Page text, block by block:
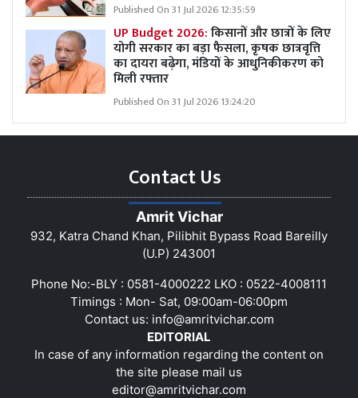
Published On 31 Jul 2026 12:35:59
UP Budget 2026:किसानों और छात्रों के लिए
योगी सरकार का बड़ा फैसला, कृषक छात्रवृत्ति
का दायरा बढ़ेगा, मंडियों के आधुनिकीकरण को
मिली रफ्तार
Published On 31 Jul 2026 13:24:20
Contact Us
Amrit Vichar
932, Katra Chand Khan, Pilibhit Bypass Road Bareilly
(U.P) 243001
Phone No:-BLY : 0581-4000222 LKO : 0522-4008111
Timings : Mon- Sat, 09:00am-06:00pm
Contact us: info@amritvichar.com
EDITORIAL
In case of any information regarding the content on
the site please mail us
editor@amritvichar.com